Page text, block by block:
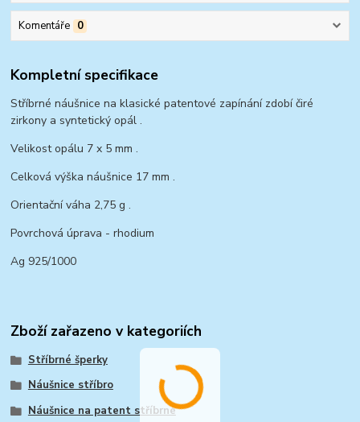
Komentáře 0
Kompletní specifikace
Stříbrné náušnice na klasické patentové zapínání zdobí čiré
zirkony a syntetický opál .
Velikost opálu 7 x 5 mm .
Celková výška náušnice 17 mm .
Orientační váha 2,75 g .
Povrchová úprava - rhodium
Ag 925/1000
Zboží zařazeno v kategoriích
Stříbrné šperky
Náušnice stříbro
Náušnice na patent stříbrné